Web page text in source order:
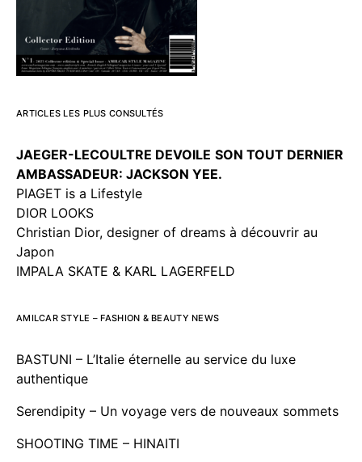
ARTICLES LES PLUS CONSULTÉS
JAEGER-LECOULTRE DEVOILE SON TOUT DERNIER
AMBASSADEUR: JACKSON YEE.
PIAGET is a Lifestyle
DIOR LOOKS
Christian Dior, designer of dreams à découvrir au
Japon
IMPALA SKATE & KARL LAGERFELD
AMILCAR STYLE – FASHION & BEAUTY NEWS
BASTUNI – L’Italie éternelle au service du luxe
authentique
Serendipity – Un voyage vers de nouveaux sommets
SHOOTING TIME – HINAITI